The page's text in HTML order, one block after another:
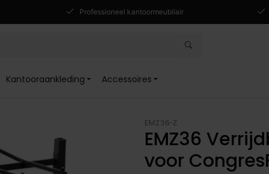
Professioneel kantoormeubilair
Kantooraankleding Accessoires
EMZ36-Z
EMZ36
voor